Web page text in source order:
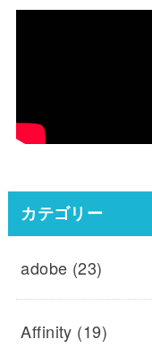
カテゴリー
adobe (23)
Affinity (19)